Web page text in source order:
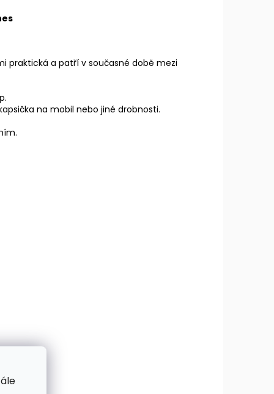
praktická a patří v současné době mezi
na mobil nebo jiné drobnosti.